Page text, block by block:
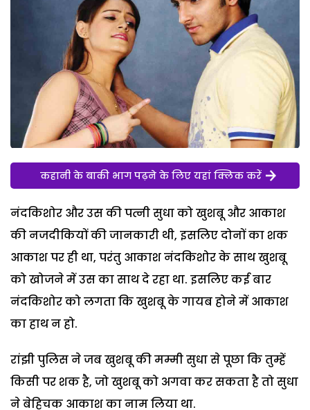
कहानी के बाकी भाग पढ़ने के लिए यहां क्लिक करें
नंदकिशोर और उस की पत्नी सुधा को खुशबू और आकाश
की नजदीकियों की जानकारी थी, इसलिए दोनों का शक
आकाश पर ही था, परंतु आकाश नंदकिशोर के साथ खुशबू
को खोजने में उस का साथ दे रहा था. इसलिए कई बार
नंदकिशोर को लगता कि खुशबू के गायब होने में आकाश
का हाथ न हो.
रांझी पुलिस ने जब खुशबू की मम्मी सुधा से पूछा कि तुम्हें
किसी पर शक है, जो खुशबू को अगवा कर सकता है तो सुधा
ने बेहिचक आकाश का नाम लिया था.